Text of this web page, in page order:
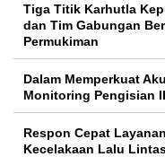
Tiga Titik Karhutla
dan Tim Gabungan
Permukiman
Dalam Memperkuat
Monitoring Pengisian
Respon Cepat
Kecelakaan Lalu